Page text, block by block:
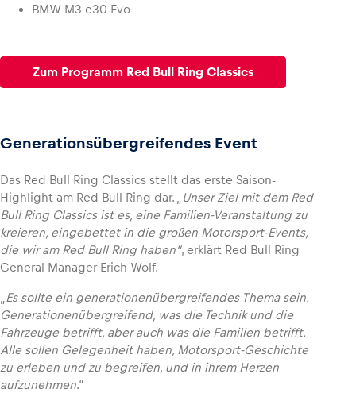
BMW M3 e30 Evo
Zum Programm Red Bull Ring Classics
Generationsübergreifendes Event
Das Red Bull Ring Classics stellt das erste Saison-
Highlight am Red Bull Ring dar. „
Unser Ziel mit dem Red
Bull Ring Classics ist es, eine Familien-Veranstaltung zu
kreieren, eingebettet in die großen Motorsport-Events,
die wir am Red Bull Ring haben“, erklärt Red Bull Ring
General Manager Erich Wolf.
Es sollte ein generationenübergreifendes Thema sein.
Generationenübergreifend, was die Technik und die
Fahrzeuge betrifft, aber auch was die Familien betrifft.
Alle sollen Gelegenheit haben, Motorsport-Geschichte
zu erleben und zu begreifen, und in ihrem Herzen
aufzunehmen.“